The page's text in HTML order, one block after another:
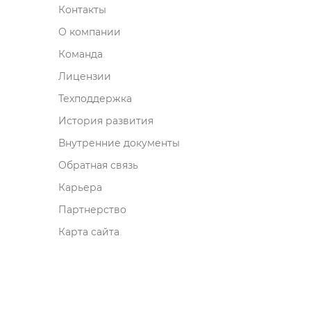
Контакты
О компании
Команда
Лицензии
Техподдержка
История развития
нутренние документы
Обратная связь
Карьера
Партнерство
Карта сайта